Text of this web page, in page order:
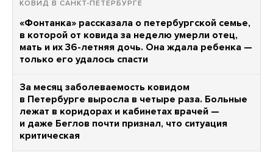
КОВИД В САНКТ-ПЕТЕРБУРГЕ
«Фонтанка» рассказала о петербургской семье,
в которой от ковида за неделю умерли отец,
мать и их 36-летняя дочь. Она ждала ребенка —
только его удалось спасти
За месяц заболеваемость ковидом
в Петербурге выросла в четыре раза. Больные
лежат в коридорах и кабинетах врачей —
и даже Беглов почти признал, что ситуация
критическая